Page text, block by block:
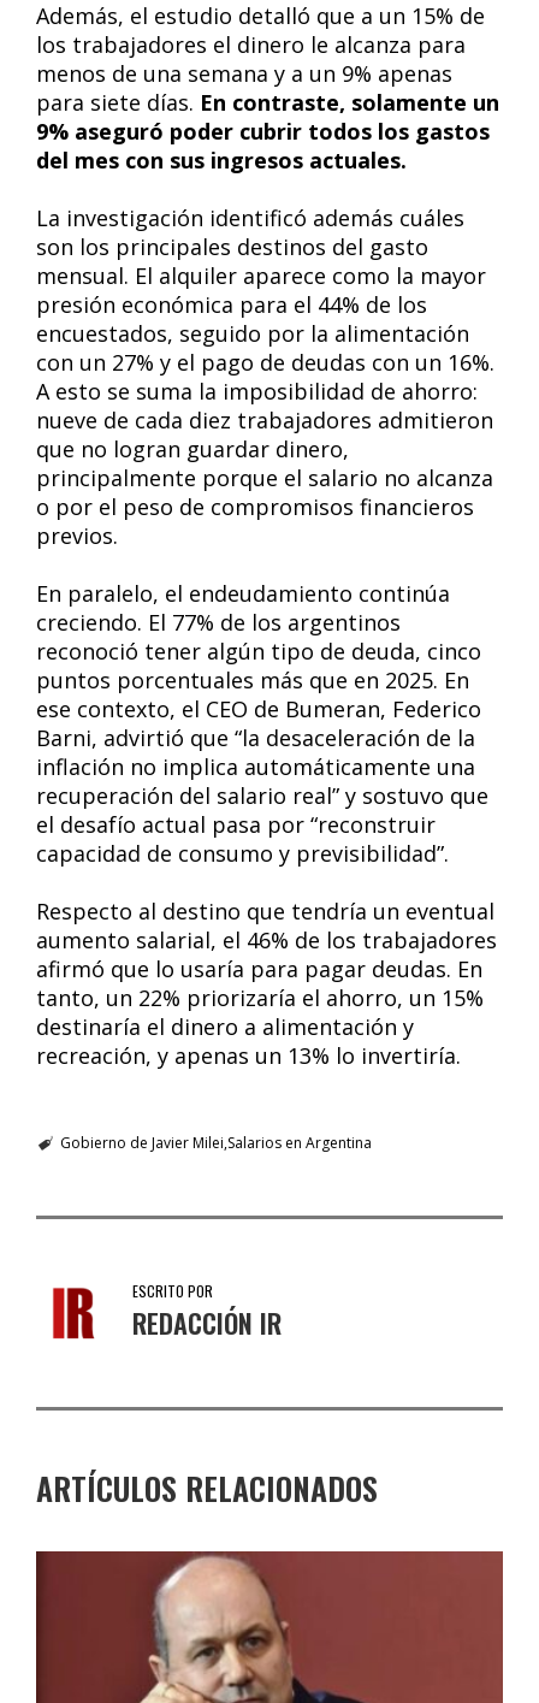
Además, el estudio detalló que a un 15% de
los trabajadores el dinero le alcanza para
menos de una semana y a un 9% apenas
para siete días. En contraste, solamente un
9% aseguró poder cubrir todos los gastos
del mes con sus ingresos actuales.
La investigación identificó además cuáles
son los principales destinos del gasto
mensual. El alquiler aparece como la mayor
presión económica para el 44% de los
encuestados, seguido por la alimentación
con un 27% y el pago de deudas con un 16%.
A esto se suma la imposibilidad de ahorro:
nueve de cada diez trabajadores admitieron
que no logran guardar dinero,
principalmente porque el salario no alcanza
o por el peso de compromisos financieros
previos.
En paralelo, el endeudamiento continúa
creciendo. El 77% de los argentinos
reconoció tener algún tipo de deuda, cinco
puntos porcentuales más que en 2025. En
ese contexto, el CEO de Bumeran, Federico
Barni, advirtió que “la desaceleración de la
inflación no implica automáticamente una
recuperación del salario real” y sostuvo que
el desafío actual pasa por “reconstruir
capacidad de consumo y previsibilidad”.
Respecto al destino que tendría un eventual
aumento salarial, el 46% de los trabajadores
afirmó que lo usaría para pagar deudas. En
tanto, un 22% priorizaría el ahorro, un 15%
destinaría el dinero a alimentación y
recreación, y apenas un 13% lo invertiría.
Gobierno de Javier Milei Salarios en Argentina
ESCRITO POR
REDACCIÓN IR
ARTÍCULOS RELACIONADOS